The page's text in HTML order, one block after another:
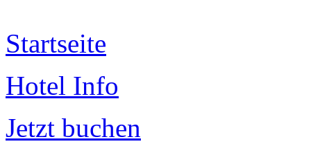
Startseite
Hotel Info
Jetzt buchen